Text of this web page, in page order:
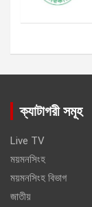
ক্যাটাগরী সমূহ
Live TV
ময়মনসিংহ
ময়মনসিংহ বিভাগ
জাতীয়